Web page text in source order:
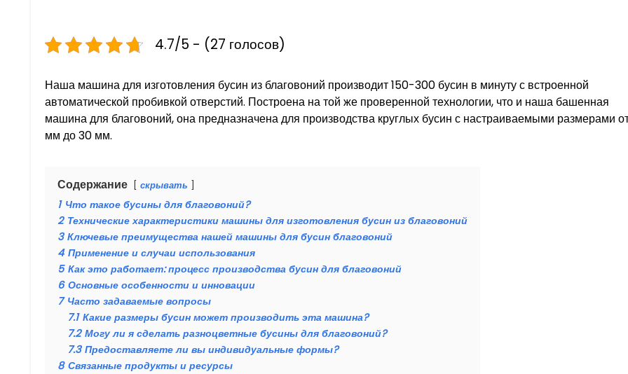
4.7/5 - (27 голосов)
Наша машина для изготовления бусин из благовоний производит 150-300 бусин в минуту с встроенной
автоматической пробивкой отверстий. Построена на той же проверенной технологии, что и наша башенная
машина для благовоний, она предназначена для производства круглых бусин с настраиваемыми размерами
мм до 30 мм.
Содержание скрывать
1 Что такое бусины для благовоний?
2 Технические характеристики машины для изготовления бусин из благовоний
3 Ключевые преимущества нашей машины для бусин благовоний
4 Применение и случаи использования
5 Как это работает: процесс производства бусин для благовоний
6 Основные особенности и инновации
7 Часто задаваемые вопросы
7.1 Какие размеры бусин может производить эта машина?
7.2 Могу ли я сделать разноцветные бусины для благовоний?
7.3 Предоставляете ли вы индивидуальные формы?
8 Связанные продукты и ресурсы